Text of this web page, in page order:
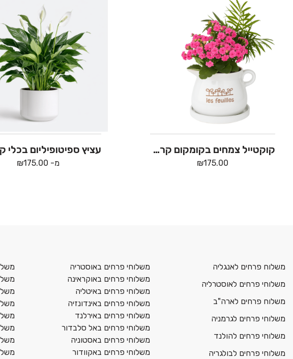
קוקטייל צמחים בקומקום קרמיקה לבן
₪175.00 מ- ₪175.00
משלוח פרחים לאנגליה
משלוחי פרחים לאוסטרליה
משלוח פרחים לארה"ב
משלוחי פרחים לגרמניה
משלוחי פרחים להולנד
משלוחי פרחים לבולגריה
משלוחי פרחים באוסטריה
משלוחי פרחים באוקראינה
משלוחי פרחים באיטליה
משלוחי פרחים באינדונזיה
משלוחי פרחים באירלנד
משלוחי פרחים באל סלבדור
משלוחי פרחים באסטוניה
משלוחי פרחים באקוודור